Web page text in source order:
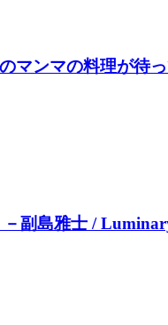
マンマの料理が待
副島雅⼠ /